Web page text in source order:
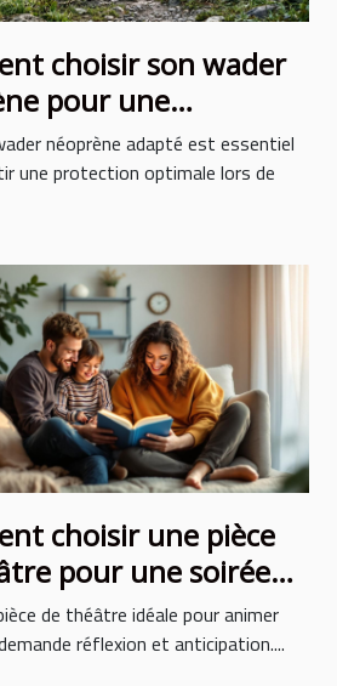
choisir son wader
pour une
optimale ?
néoprène adapté est essentiel
une protection optimale lors de
choisir une pièce
pour une soirée
?
de théâtre idéale pour animer
réflexion et anticipation....